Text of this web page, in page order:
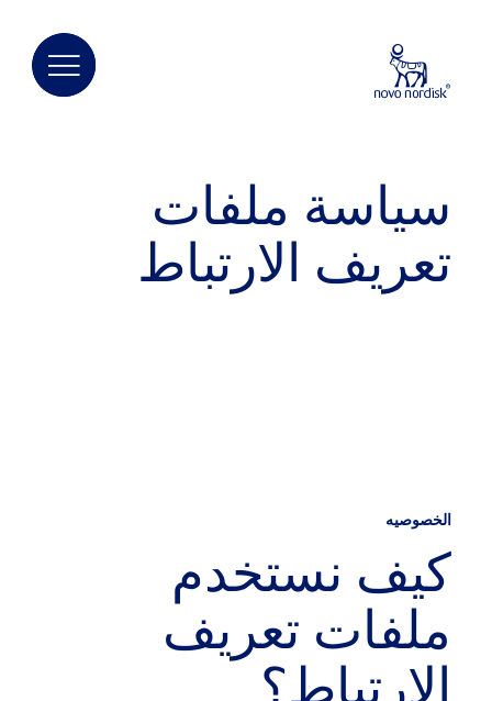
سياسة ملفات
تعريف الارتباط
الخصوصيه
كيف نستخدم
ملفات تعريف
الارتباط؟